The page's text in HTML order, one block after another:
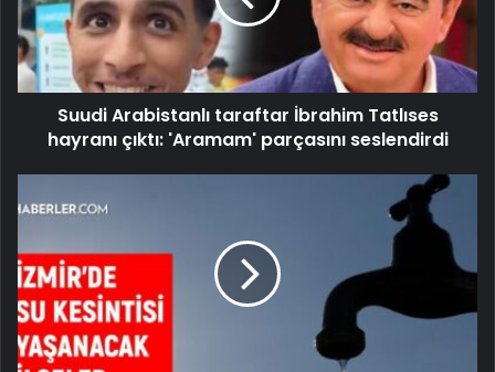
Suudi Arabistanlı taraftar İbrahim Tatlıses
hayranı çıktı: 'Aramam' parçasını seslendirdi